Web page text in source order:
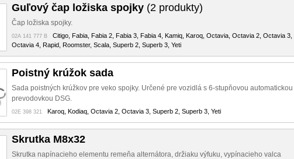
Guľový čap ložiska spojky (2 produkty)
Čap ložiska spojky.
02A 141 777 B Citigo, Fabia, Fabia 2, Fabia 3, Fabia 4, Kamiq, Karoq, Octavia, Octavia 2, Octavia 3,
Octavia 4, Rapid, Roomster, Scala, Superb 2, Superb 3, Yeti
Poistný krúžok sada
Sada poistných krúžkov pre veko spojky. Určené pre vozidlá s 6-stupňovou automatickou
prevodovkou DSG.
02E 398 321 Karoq, Kodiaq, Octavia 2, Octavia 3, Superb 2, Superb 3, Yeti
Skrutka M8x32
Skrutka napínacieho elementu remeňa alternátora, držiaku výfuku, vypínacieho valca